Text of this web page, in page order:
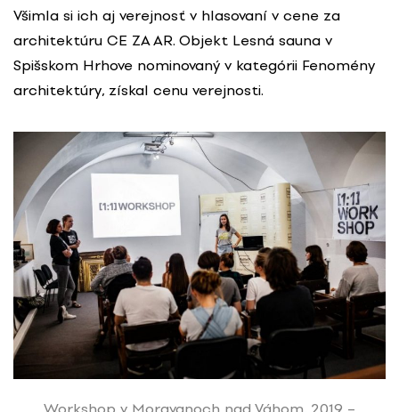
Všimla si ich aj verejnosť v hlasovaní v cene za
architektúru CE ZA AR. Objekt Lesná sauna v
Spišskom Hrhove nominovaný v kategórii Fenomény
architektúry, získal cenu verejnosti.
Workshop v Moravanoch nad Váhom, 2019 –